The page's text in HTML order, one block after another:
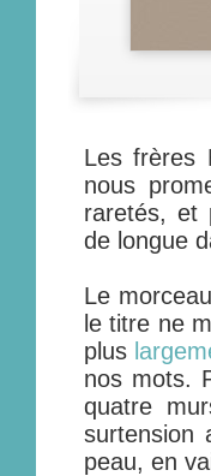
Les frères
nous
raretés, et
de longue
Le
le titre ne
plus
nos mots.
quatre
surtension
peau, en